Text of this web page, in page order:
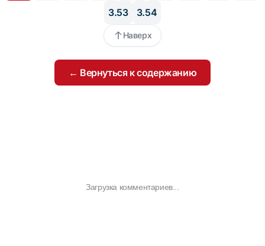
3.53
3.54
Наверх
← Вернуться к содержанию
Загрузка комментариев...